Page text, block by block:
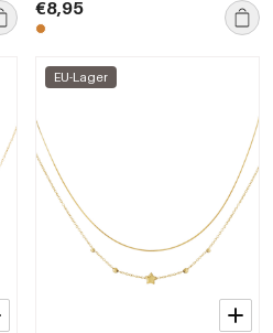
€8,95
EU-Lager